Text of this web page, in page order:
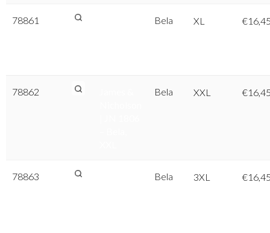
78861 Bela XL €
78862 Bela XXL €
78863 Bela 3XL €